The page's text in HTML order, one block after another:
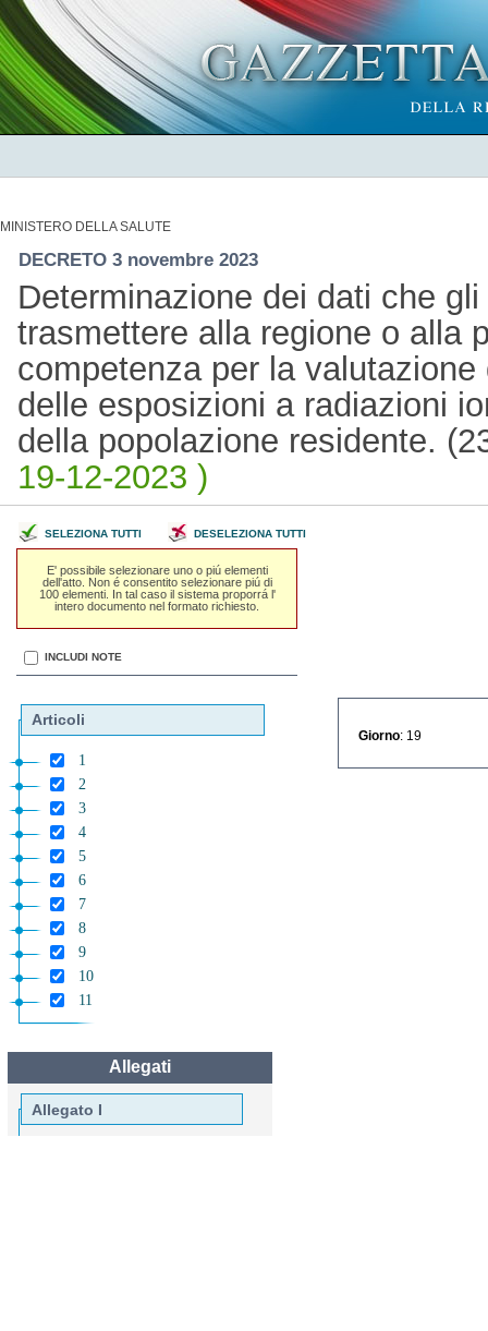
MINISTERO DELLA SALUTE
DECRETO 3 novembre 2023
Determinazione dei dati che
trasmettere alla regione o alla
competenza per la
delle esposizioni a radiazioni
della popolazione residente.
19-12-2023 )
SELEZIONA TUTTI DESELEZIONA TUTTI
E' possibile selezionare uno o piú elementi
dell'atto. Non é consentito selezionare piú di
100 elementi. In tal caso il sistema proporrá l'
intero documento nel formato richiesto.
INCLUDI NOTE
Articoli
1
2
3
4
5
6
7
8
9
10
11
Allegati
Allegato I
Giorno : 19